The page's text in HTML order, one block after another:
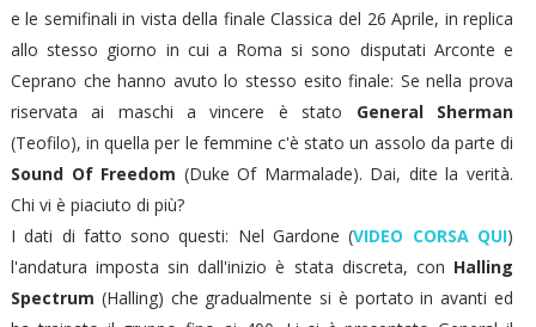
e le semifinali in vista della finale Classica del 26 Aprile, in replica
allo stesso giorno in cui a Roma si sono disputati Arconte e
Ceprano che hanno avuto lo stesso esito finale: Se nella prova
riservata ai maschi a vincere è stato General Sherman
(Teofilo), in quella per le femmine c'è stato un assolo da parte di
Sound Of Freedom (Duke Of Marmalade). Dai, dite la verità.
Chi vi è piaciuto di più?
I dati di fatto sono questi: Nel Gardone (VIDEO CORSA QUI)
l'andatura imposta sin dall'inizio è stata discreta, con Halling
Spectrum (Halling) che gradualmente si è portato in avanti ed